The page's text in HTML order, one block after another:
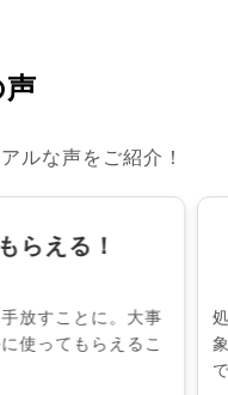
声
ルな声をご紹介！
らえる！
放すことに。大事
使ってもらえるこ